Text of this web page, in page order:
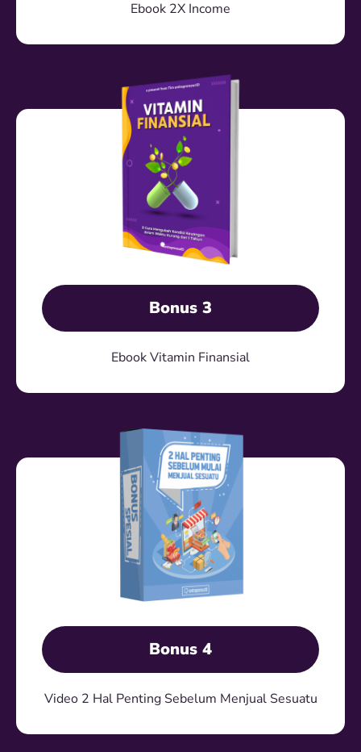
Ebook 2X Income
Bonus 3
Ebook Vitamin Finansial
Bonus 4
Video 2 Hal Penting Sebelum Menjual Sesuatu